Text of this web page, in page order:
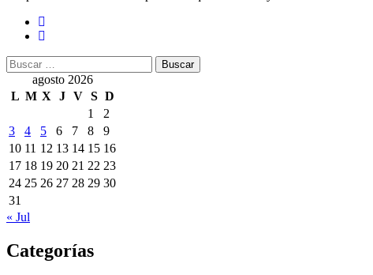
Buscar:
agosto 2026
L M X J V S D
1
2
3
4 5 6 7 8
9
10 11 12 13 14 15 16
17 18 19 20 21 22 23
24 25 26 27 28 29 30
31
« Jul
Categorías